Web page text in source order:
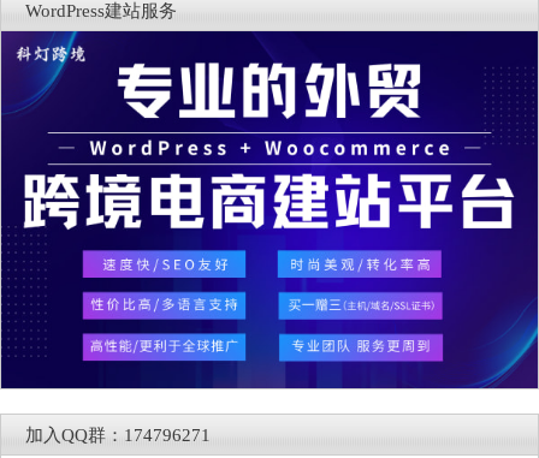
WordPress建站服务
加入QQ群：174796271